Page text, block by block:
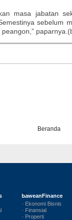
masa jabatan
sebelum
Beranda
baweanFinance
· Ekonomi Bisnis
· Finansial
· Properti